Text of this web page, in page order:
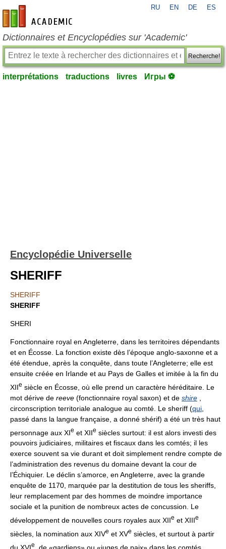
fr-academic.com
RU EN DE ES
Dictionnaires et Encyclopédies sur 'Academic'
Recherche!
interprétations traductions livres Игры ⚽
Encyclopédie Universelle
SHERIFF
SHERIFF
SHERIFF
SHERI
Fonctionnaire royal en Angleterre, dans les territoires dépendants
et en Écosse. La fonction existe dès l’époque anglo-saxonne et a
été étendue, après la conquête, dans toute l’Angleterre; elle est
ensuite créée en Irlande et au Pays de Galles et imitée à la fin du
XIIe siècle en Écosse, où elle prend un caractère héréditaire. Le
mot dérive de reeve (fonctionnaire royal saxon) et de shire
circonscription territoriale analogue au comté. Le sheriff (qui
passé dans la langue française, a donné shérif) a été un très haut
personnage aux XIe et XIIe siècles surtout: il est alors investi des
pouvoirs judiciaires, militaires et fiscaux dans les comtés; il les
exerce souvent sa vie durant et doit simplement rendre compte de
l’administration des revenus du domaine devant la cour de
l’Échiquier. Le déclin s’amorce, en Angleterre, avec la grande
enquête de 1170, marquée par la destitution de tous les sheriffs,
leur remplacement par des hommes de moindre importance
sociale et la punition de nombreux actes de concussion. Le
développement de nouvelles cours royales aux XIIe et XIIIe
siècles, la nomination aux XIVe et XVe siècles, et surtout à partir
du XVIe
, de «gardiens» ou «juges de paix» dans les comtés,